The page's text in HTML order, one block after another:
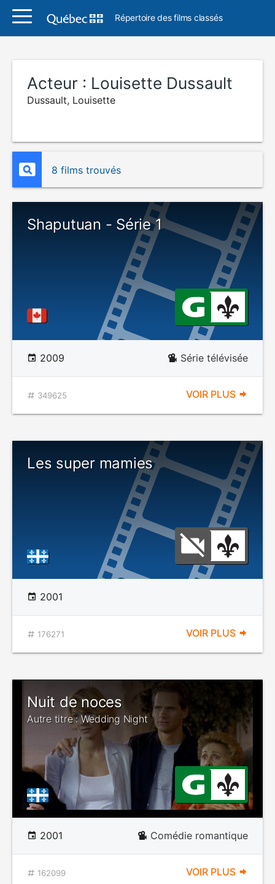
Répertoire des films classés
Acteur : Louisette Dussault
Dussault, Louisette
8 films trouvés
Shaputuan - Série 1
2009 Série télévisée
349625 VOIR PLUS
Les super mamies
2001
176271 VOIR PLUS
Nuit de noces
Autre titre : Wedding Night
2001 Comédie romantique
162099 VOIR PLUS